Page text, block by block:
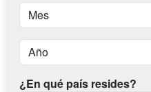
¿En qué país resides?